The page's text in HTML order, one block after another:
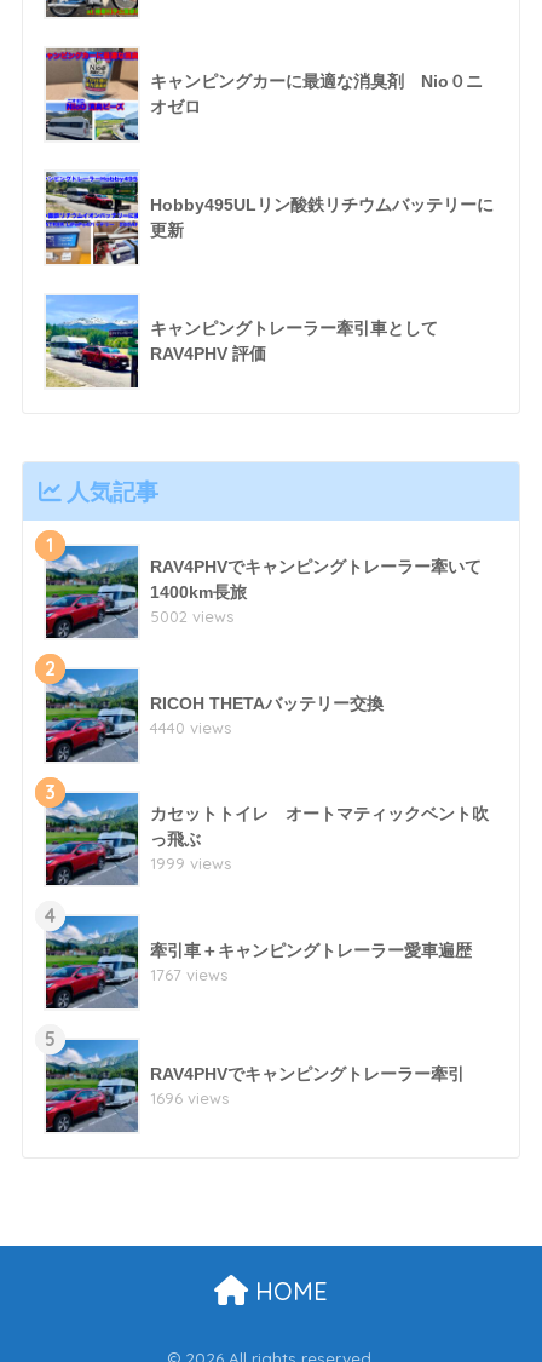
キャンピングカーに最適な消臭剤 Nio０ニ
オゼロ
Hobby495ULリン酸鉄リチウムバッテリーに
更新
キャンピングトレーラー牽引車として
RAV4PHV 評価
人気記事
1
RAV4PHVでキャンピングトレーラー牽いて
1400km長旅
5002 views
2
RICOH THETAバッテリー交換
4440 views
3
カセットトイレ オートマティックベント吹
っ飛ぶ
1999 views
4
牽引車＋キャンピングトレーラー愛車遍歴
1767 views
5
RAV4PHVでキャンピングトレーラー牽引
1696 views
HOME
© 2026 All rights reserved.